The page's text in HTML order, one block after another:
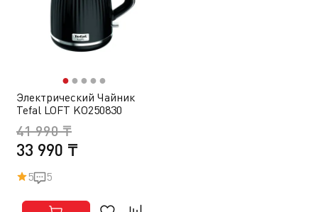
●● ● ● ●
Электрический Чайник
Tefal LOFT KO250830
33 990 ₸
41 990 ₸
5 5